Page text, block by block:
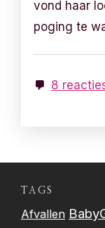
vond haar
poging te
8
TAGS
Afvallen